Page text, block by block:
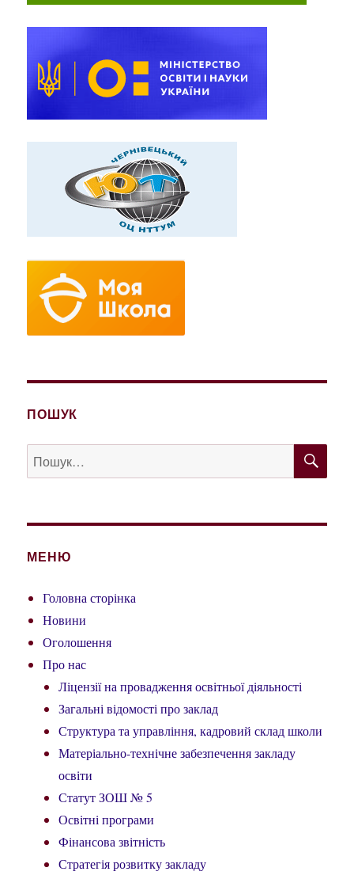
ПОШУК
Пошук
за
МЕНЮ
Головна сторінка
Новини
Оголошення
Про нас
Ліцензії на провадження освітньої діяльності
Загальні відомості про заклад
Структура та управління, кадровий склад школи
Матеріально-технічне забезпечення закладу
освіти
Статут ЗОШ № 5
Освітні програми
Фінансова звітність
Стратегія розвитку закладу